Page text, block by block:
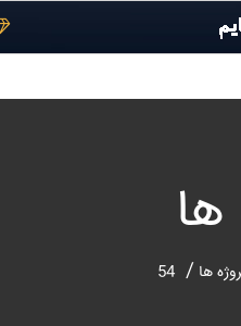
ها
ها 54